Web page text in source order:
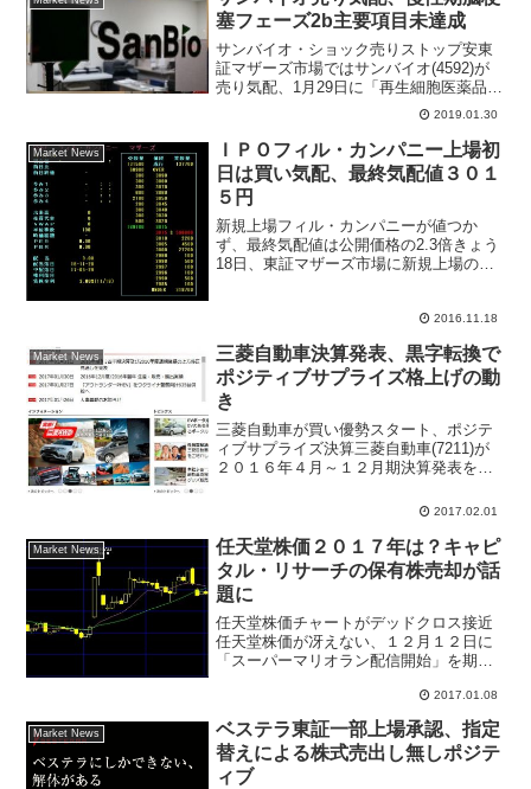
塞フェーズ2b主要項目未達成
サンバイオ・ショック売りストップ安東
証マザーズ市場ではサンバイオ(4592)が
売り気配、1月29日に「再生細胞医薬品
「SB623」慢性期脳梗塞を対象にした米
国でのフェーズ2b臨床試験の解析結果速
報を受けて」をIRが開示した。大日本住
友製薬(...
2019.01.30
Market News
ＩＰＯフィル・カンパニー上場初
日は買い気配、最終気配値３０１
５円
新規上場フィル・カンパニーが値つか
ず、最終気配値は公開価格の2.3倍きょう
18日、東証マザーズ市場に新規上場のフ
の後も順調に気配値を切り上げ、結局値
つかずとな...
2016.11.18
Market News
三菱自動車決算発表、黒字転換で
ポジティブサプライズ格上げの動
き
三菱自動車が買い優勢スタート、ポジテ
ィブサプライズ決算三菱自動車(7211)が
２０１６年４月～１２月期決算発表を行
従来予想２７６億円の赤字予想から一転
燃費不正問題で日産...
2017.02.01
Market News
任天堂株価２０１７年は？キャピ
タル・リサーチの保有株売却が話
題に
任天堂株価チャートがデッドクロス接近
任天堂株価が冴えない、１２月１２日に
「スーパーマリオラン配信開始」を期待
任天堂株価は２０１７年に入っても下落
が続き、このままだとローソク足チャー
トはデッドクロスを示現し...
2017.01.08
Market News
ベステラ東証一部上場承認、指定
替えによる株式売出し無しポジテ
ィブ